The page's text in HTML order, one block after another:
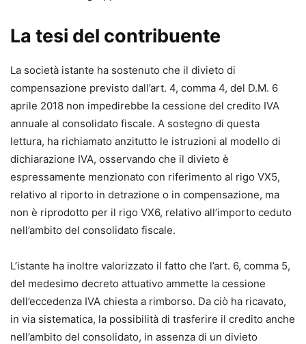
La tesi del contribuente
La società istante ha sostenuto che il divieto di
compensazione previsto dall’art. 4, comma 4, del D.M. 6
aprile 2018 non impedirebbe la cessione del credito IVA
annuale al consolidato fiscale. A sostegno di questa
lettura, ha richiamato anzitutto le istruzioni al modello di
dichiarazione IVA, osservando che il divieto è
espressamente menzionato con riferimento al rigo VX5,
relativo al riporto in detrazione o in compensazione, ma
non è riprodotto per il rigo VX6, relativo all’importo ceduto
nell’ambito del consolidato fiscale.
L’istante ha inoltre valorizzato il fatto che l’art. 6, comma 5,
del medesimo decreto attuativo ammette la cessione
dell’eccedenza IVA chiesta a rimborso. Da ciò ha ricavato,
in via sistematica, la possibilità di trasferire il credito anche
nell’ambito del consolidato, in assenza di un divieto